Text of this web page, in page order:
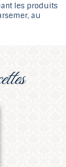
les produits
au